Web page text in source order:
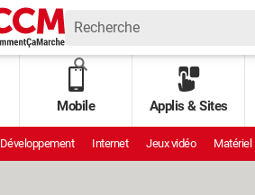
Mobile Applis & Sites
Développement Internet Jeux vidéo Matériel